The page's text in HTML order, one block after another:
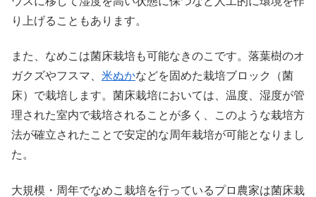
り上げることもあります。
また、なめこは菌床栽培も可能なきのこです。落葉樹のオ
ガクズやフスマ、 米ぬかなどを固めた栽培ブロック（菌
床）で栽培します。菌床栽培においては、温度、湿度が管
理された室内で栽培されることが多く、このような栽培方
法が確立されたことで安定的な周年栽培が可能となりまし
た。
大規模・周年でなめこ栽培を行っているプロ農家は菌床栽